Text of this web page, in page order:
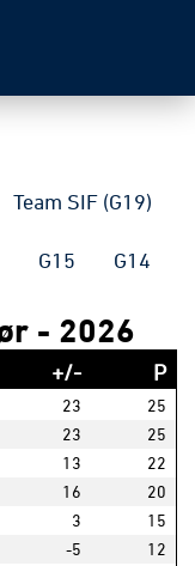
Team SIF (G19)
G15 G14
- 2026
+/- P
23
25
23
25
13
22
16
20
3
15
-5
12